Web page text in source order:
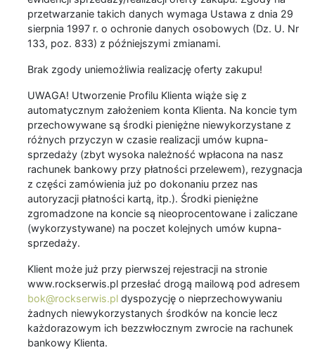
przetwarzanie takich danych wymaga Ustawa z dnia 29
sierpnia 1997 r. o ochronie danych osobowych (Dz. U. Nr
133, poz. 833) z późniejszymi zmianami.
Brak zgody uniemożliwia realizację oferty zakupu!
UWAGA! Utworzenie Profilu Klienta wiąże się z
automatycznym założeniem konta Klienta. Na koncie tym
przechowywane są środki pieniężne niewykorzystane z
różnych przyczyn w czasie realizacji umów kupna-
sprzedaży (zbyt wysoka należność wpłacona na nasz
rachunek bankowy przy płatności przelewem), rezygnacja
z części zamówienia już po dokonaniu przez nas
autoryzacji płatności kartą, itp.). Środki pieniężne
zgromadzone na koncie są nieoprocentowane i zaliczane
(wykorzystywane) na poczet kolejnych umów kupna-
sprzedaży.
Klient może już przy pierwszej rejestracji na stronie
www.rockserwis.pl przesłać drogą mailową pod adresem
bok@rockserwis.pl dyspozycję o nieprzechowywaniu
żadnych niewykorzystanych środków na koncie lecz
każdorazowym ich bezzwłocznym zwrocie na rachunek
bankowy Klienta.